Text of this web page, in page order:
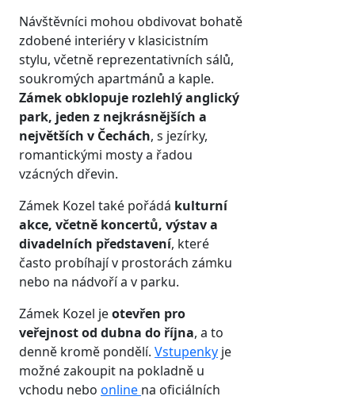
Návštěvníci mohou obdivovat bohatě
zdobené interiéry v klasicistním
stylu, včetně reprezentativních sálů,
soukromých apartmánů a kaple.
Zámek obklopuje rozlehlý anglický
park, jeden z nejkrásnějších a
největších v Čechách, s jezírky,
romantickými mosty a řadou
vzácných dřevin.
Zámek Kozel také pořádá kulturní
akce, včetně koncertů, výstav a
divadelních představení, které
často probíhají v prostorách zámku
nebo na nádvoří a v parku.
Zámek Kozel jeotevřen pro
veřejnost od dubna do října, a to
denně kromě pondělí. Vstupenky je
možné zakoupit na pokladně u
vchodu nebo online na oficiálních